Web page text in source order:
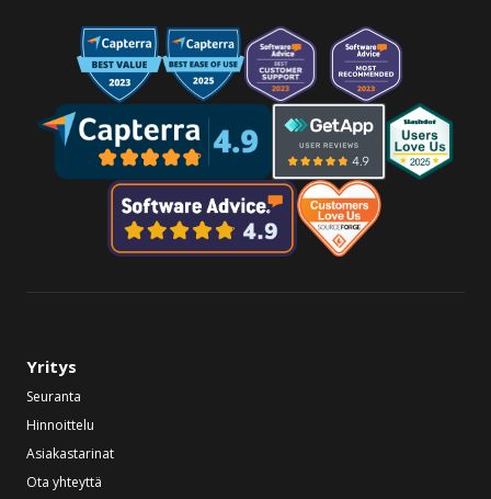
Yritys
Seuranta
Hinnoittelu
Asiakastarinat
Ota yhteyttä